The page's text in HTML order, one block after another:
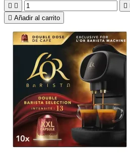
  
 Añadir al carrito